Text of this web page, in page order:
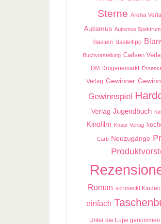
Sterne Arena
Autismus Autismus
Basteln Basteltipp
Buchvorstellung Carlsen
DM Drogeriemarkt
Verlag Gewinner
Gewinnspiel
Verlag Jugendbuch
Kinofilm Knaur Verlag
Carb Neuzugänge
Roman schmeckt
einfach
Unter die Lupe genommen